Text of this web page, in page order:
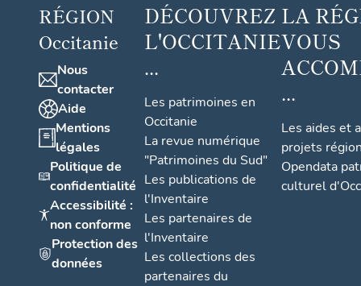
RÉGION
Occitanie
Nous
contacter
Aide
Mentions
légales
Politique de
confidentialité
Accessibilité :
non conforme
Protection des
données
DÉCOUVREZ
L'OCCITANIE
...
Les patrimoines en
Occitanie
La revue numérique
"Patrimoines du Sud"
Les publications de
l'Inventaire
Les partenaires de
l'Inventaire
Les collections des
partenaires du
LA
VOUS
...
Les aides et
projets
Opendata
culturel